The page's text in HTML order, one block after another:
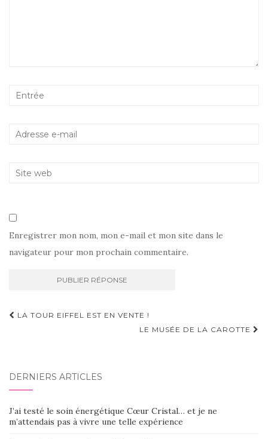
Enregistrer mon nom, mon e-mail et mon site dans le
navigateur pour mon prochain commentaire.
Navigation
LA TOUR EIFFEL EST EN VENTE !
LE MUSÉE DE LA CAROTTE
DERNIERS ARTICLES
J’ai testé le soin énergétique Cœur Cristal… et je ne
m’attendais pas à vivre une telle expérience